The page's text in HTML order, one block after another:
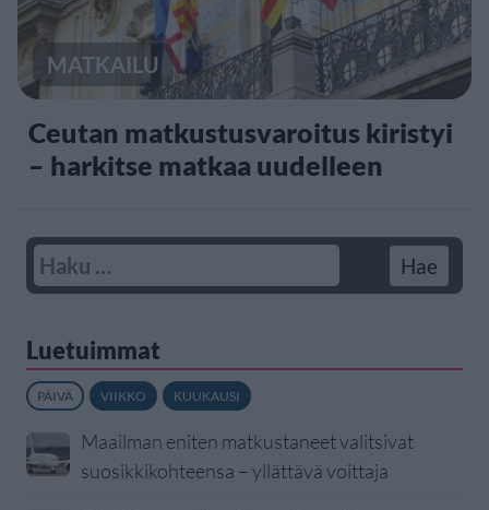
MATKAILU
Ceutan matkustusvaroitus kiristyi
– harkitse matkaa uudelleen
Luetuimmat
PÄIVÄ VIIKKO KUUKAUSI
Maailman eniten matkustaneet valitsivat
suosikkikohteensa – yllättävä voittaja